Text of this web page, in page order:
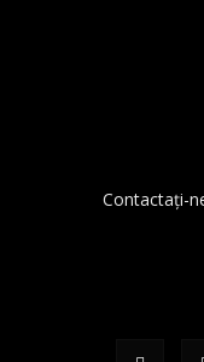
Contactați-